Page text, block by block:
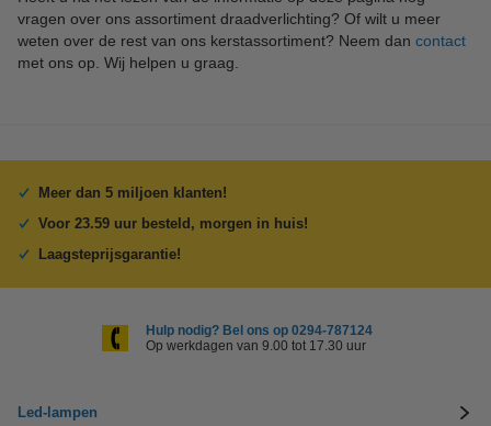
vragen over ons assortiment draadverlichting? Of wilt u meer
weten over de rest van ons kerstassortiment? Neem dan contact
met ons op. Wij helpen u graag.
Meer dan 5 miljoen klanten!
Voor 23.59 uur besteld, morgen in huis!
Laagsteprijsgarantie!
Hulp nodig? Bel ons op 0294-787124
Op werkdagen van 9.00 tot 17.30 uur
Led-lampen